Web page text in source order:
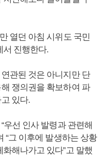
열던 아침 시위도 국민
서 진행한다.
관된 것은 아니지만 단
쟁의권을 확보하여 파
있다.
우선 인사 발령과 관련해
“그 이후에 발생하는 상황
해나가고 있다”고 말했